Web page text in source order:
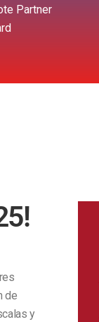
Partner
de
y